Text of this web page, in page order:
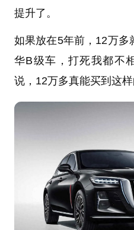
提升了。
如果放在5年前，12万多
华B级车，打死我都不
说，12万多真能买到这样